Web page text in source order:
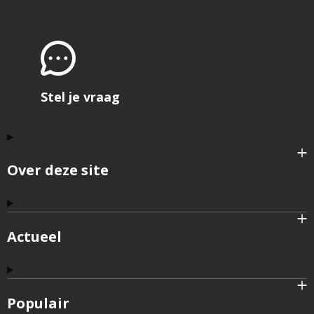
Over deze site
Actueel
Populair
Stel je vraag